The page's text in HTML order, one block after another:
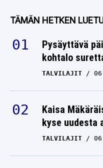
TÄMÄN HETKEN
Pysäyttävä
kohtalo
TALVILAJIT
Kaisa
kyse uudesta
TALVILAJIT